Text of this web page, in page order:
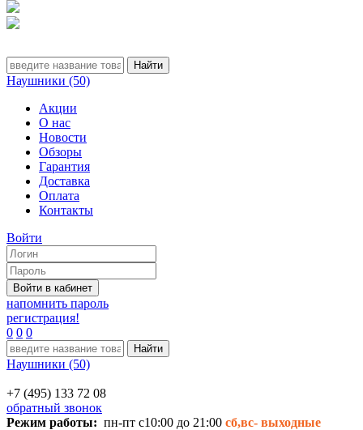
Наушники (50)
Акции
О нас
Новости
Обзоры
Гарантия
Доставка
Оплата
Контакты
Войти
напомнить пароль
регистрация!
0 0 0
Наушники (50)
+7 (495) 133 72 08
обратный звонок
Режим работы: пн-пт с10:00 до 21:00 сб,вс- выходные